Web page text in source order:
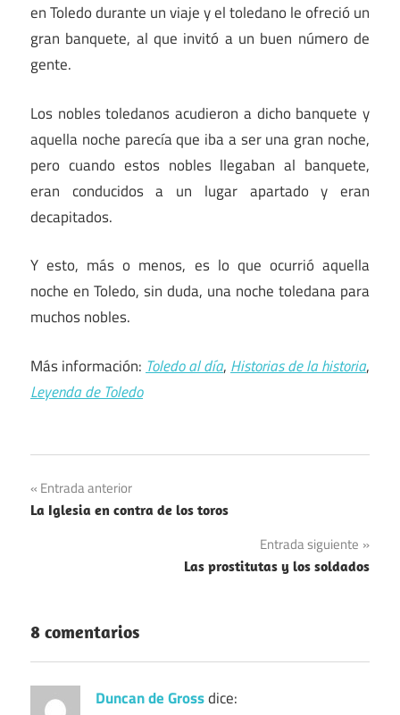
en Toledo durante un viaje y el toledano le ofreció un
gran banquete, al que invitó a un buen número de
gente.
Los nobles toledanos acudieron a dicho banquete y
aquella noche parecía que iba a ser una gran noche,
pero cuando estos nobles llegaban al banquete,
eran conducidos a un lugar apartado y eran
decapitados.
Y esto, más o menos, es lo que ocurrió aquella
noche en Toledo, sin duda, una noche toledana para
muchos nobles.
Más información: Toledo al día, Historias de la historia,
Leyenda de Toledo
Navegación
de
Entrada anterior
La Iglesia en contra de los toros
Entrada siguiente
Las prostitutas y los soldados
8 comentarios
Duncan de Grossdice: